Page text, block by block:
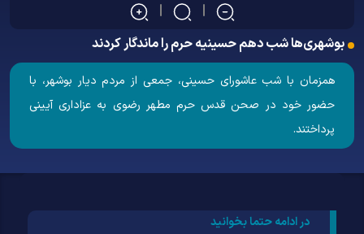
بوشهری‌ها شب دهم حسینیه حرم را ماندگار کردند
همزمان با شب عاشورای حسینی، جمعی از مردم دیار بوشهر، با
حضور خود در صحن قدس حرم مطهر رضوی به عزاداری آیینی
پرداختند.
در ادامه حتما بخوانید